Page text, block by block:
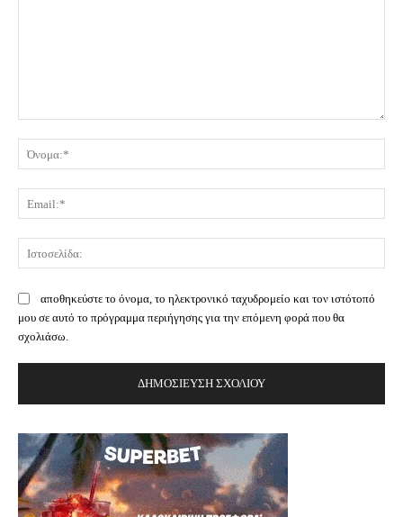
αποθηκεύστε το όνομα, το ηλεκτρονικό ταχυδρομείο και τον ιστότοπό
μου σε αυτό το πρόγραμμα περιήγησης για την επόμενη φορά που θα
σχολιάσω.